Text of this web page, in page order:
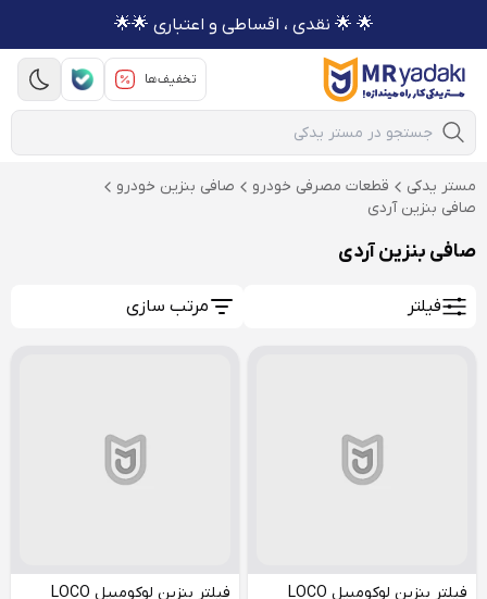
🌟 🌟 نقدی ، اقساطی و اعتباری 🌟🌟
تخفیف‌ها
Mobile Search
مستر یدکی قطعات مصرفی خودرو
صافی بنزین خودرو
صافی بنزین آردی
صافی بنزین آردی
فیلتر مرتب سازی
فیلتر بنزین لوکومبیل LOCO
فیلتر بنزین لوکومبیل LOCO